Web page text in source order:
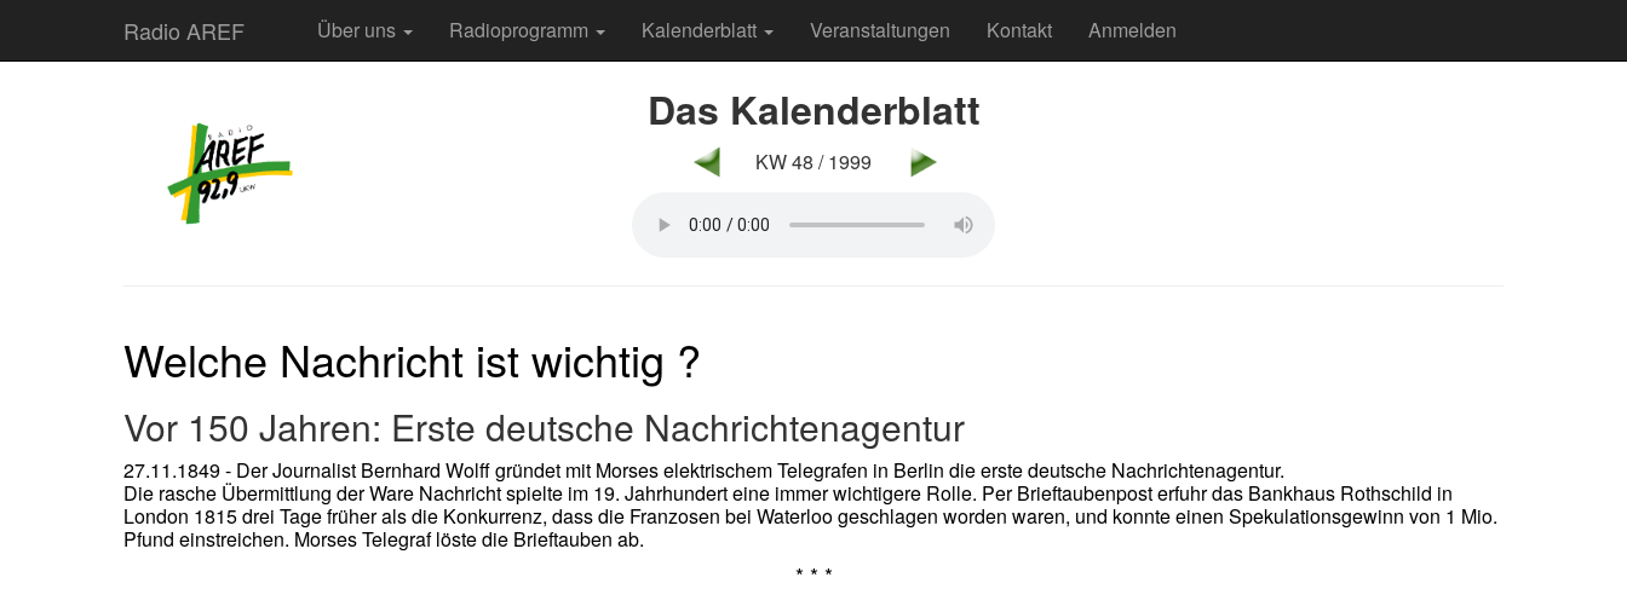
Radio AREF Über uns Radioprogramm Kalenderblatt Veranstaltungen Kontakt Anmelden
Das Kalenderblatt
KW 48 / 1999
Welche Nachricht ist wichtig ?
Vor 150 Jahren: Erste deutsche Nachrichtenagentur
27.11.1849 - Der Journalist Bernhard Wolff gründet mit Morses elektrischem Telegrafen in Berlin die erste deutsche Nachrichtenagentur.
Die rasche Übermittlung der Ware Nachricht spielte im 19. Jahrhundert eine immer wichtigere Rolle. Per Brieftaubenpost erfuhr das Bankhaus Rothschild in
London 1815 drei Tage früher als die Konkurrenz, dass die Franzosen bei Waterloo geschlagen worden waren, und konnte einen Spekulationsgewinn von 1 Mio.
Pfund einstreichen. Morses Telegraf löste die Brieftauben ab.
* * *